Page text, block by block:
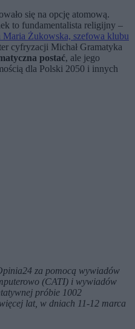
się na opcję atomową.
to fundamentalista religijny –
Żukowska, szefowa klubu
cyfryzacji Michał Gramatyka
postać, ale jego
dla Polski 2050 i innych
za pomocą wywiadów
(CATI) i wywiadów
próbie 1002
lat, w dniach 11-12 marca